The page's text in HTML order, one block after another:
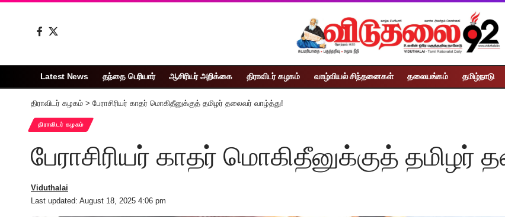
Latest News தந்தை பெரியார் ஆசிரியர் அறிக்கை திராவிடர் கழகம் வாழ்வியல் சிந்தனைகள் தலையங்கம் தமிழ்நாடு
திராவிடர் கழகம் > பேராசிரியர் காதர் மொகிதீனுக்குத் தமிழர் தலைவர் வாழ்த்து!
திராவிடர் கழகம்
பேராசிரியர் காதர் மொகிதீனுக்குத்
Last updated: August 18, 2025 4:06 pm
Viduthalai